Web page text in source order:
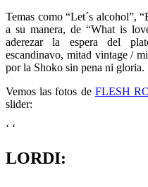
Temas como “Let´s alcohol”,
a su manera, de “What is
aderezar la espera del
escandinavo, mitad vintage /
por la Shoko sin pena ni gloria.
Vemos las fotos de FLESH
slider:
‘ ‘
LORDI: